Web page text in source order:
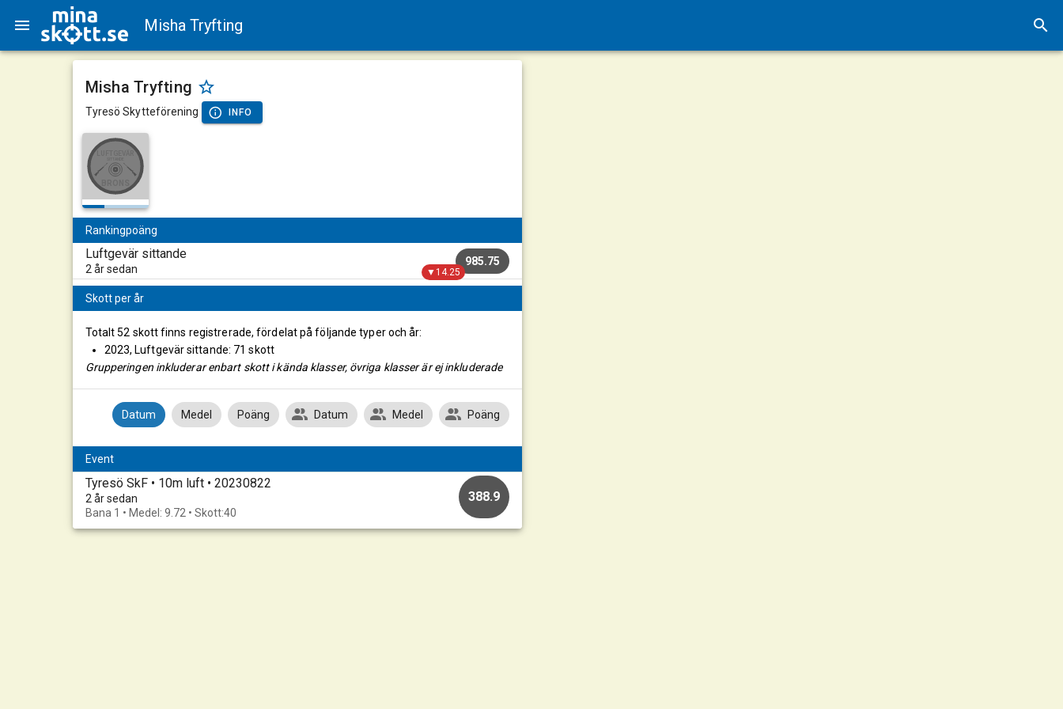
Misha Tryfting
Misha Tryfting
Tyresö Skytteförening INFO
Rankingpoäng
Luftgevär sittande
2 år sedan
985.75
▼14.25
Skott per år
Totalt 52 skott finns registrerade, fördelat på följande typer och år:
2023, Luftgevär sittande: 71 skott
Grupperingen inkluderar enbart skott i kända klasser, övriga klasser är ej inkluderade
Datum Medel Poäng Datum Medel Poäng
Event
Tyresö SkF • 10m luft • 20230822
2 år sedan
Bana 1 • Medel: 9.72 • Skott:40
388.9